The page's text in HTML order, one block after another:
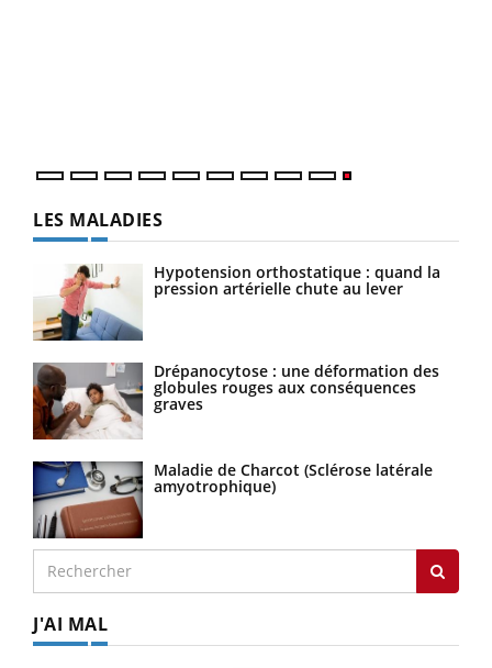
LES MALADIES
Hypotension orthostatique : quand la
pression artérielle chute au lever
Drépanocytose : une déformation des
globules rouges aux conséquences
graves
Maladie de Charcot (Sclérose latérale
amyotrophique)
J'AI MAL